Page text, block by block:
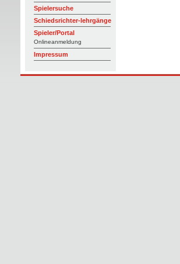
Spielersuche
Schiedsrichter-lehrgänge
Spieler/Portal
Onlineanmeldung
Impressum